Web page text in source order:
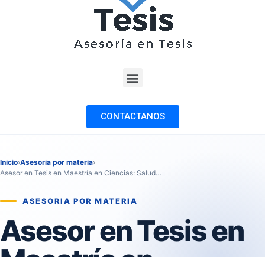
CONTACTANOS
Inicio›Asesoria por materia›
Asesor en Tesis en Maestría en Ciencias: Salud…
ASESORIA POR MATERIA
Asesor en Tesis en